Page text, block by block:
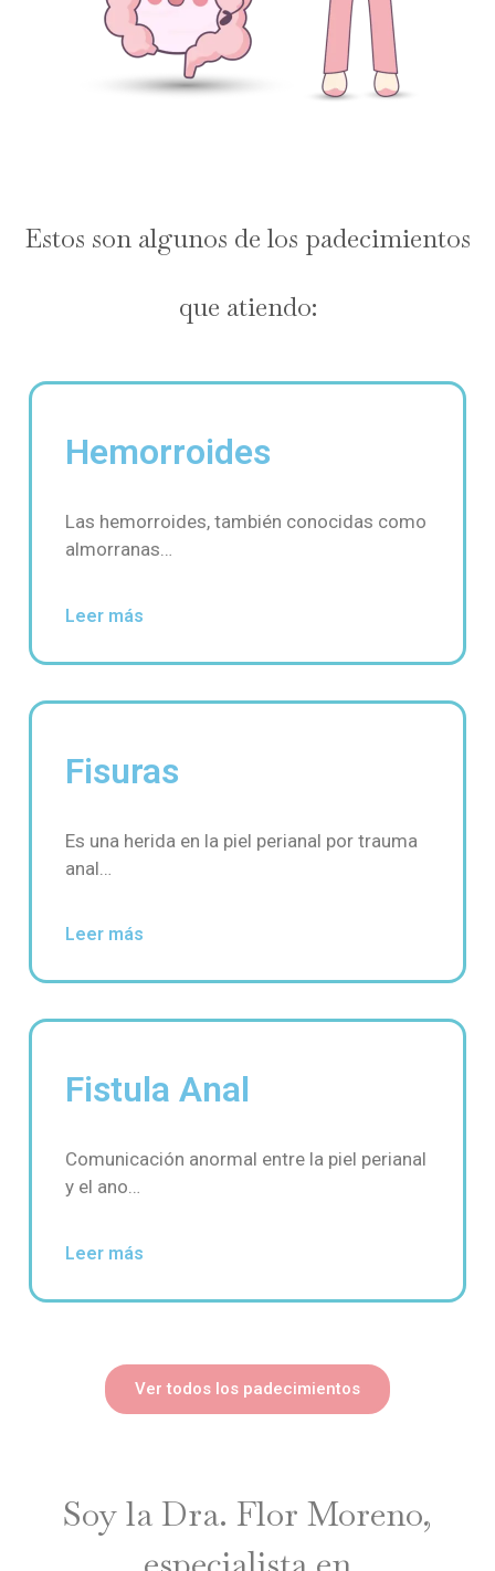
Estos son algunos de los padecimientos
que atiendo:
Hemorroides
Las hemorroides, también conocidas como
almorranas…
Leer más
Fisuras
Es una herida en la piel perianal por trauma
anal…
Leer más
Fistula Anal
Comunicación anormal entre la piel perianal
y el ano…
Leer más
Ver todos los padecimientos
Soy la Dra. Flor Moreno,